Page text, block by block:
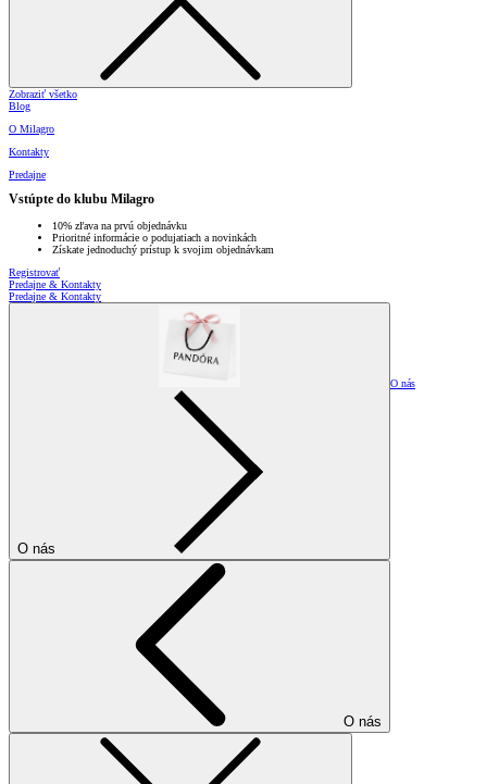
Zobraziť všetko
Blog
O Milagro
Kontakty
Predajne
Vstúpte do klubu Milagro
10% zľava na prvú objednávku
Prioritné informácie o podujatiach a novinkách
Získate jednoduchý prístup k svojim objednávkam
Registrovať
Predajne & Kontakty
Predajne & Kontakty
O nás
O nás
O nás